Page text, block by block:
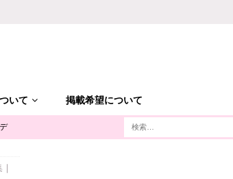
いて 掲載希望について